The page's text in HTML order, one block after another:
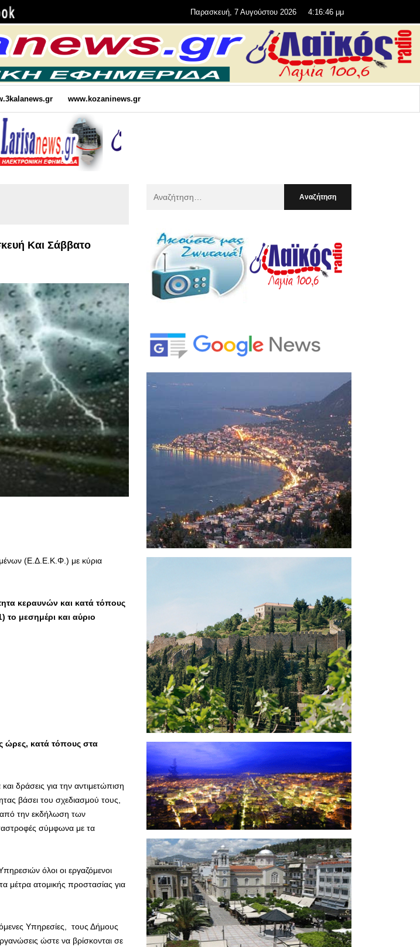
Παρασκευή, 7 Αυγούστου 2026 4:16:48 μμ
www.kozaninews.gr
Και Σάββατο
(Ε.Δ.Ε.Κ.Φ.) με κύρια
κεραυνών και κατά τόπους
μεσημέρι και αύριο
ώρες, κατά τόπους στα
δράσεις για την αντιμετώπιση
βάσει του σχεδιασμού τους,
την εκδήλωση των
σύμφωνα με τα
όλοι οι εργαζόμενοι
μέτρα ατομικής προστασίας για
Υπηρεσίες, τους Δήμους
ώστε να βρίσκονται σε